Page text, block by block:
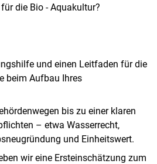
die Bio - Aquakultur?
und einen Leitfaden für die
beim Aufbau Ihres
bis zu einer klaren
– etwa Wasserrecht,
und Einheitswert.
wir eine Ersteinschätzung zum